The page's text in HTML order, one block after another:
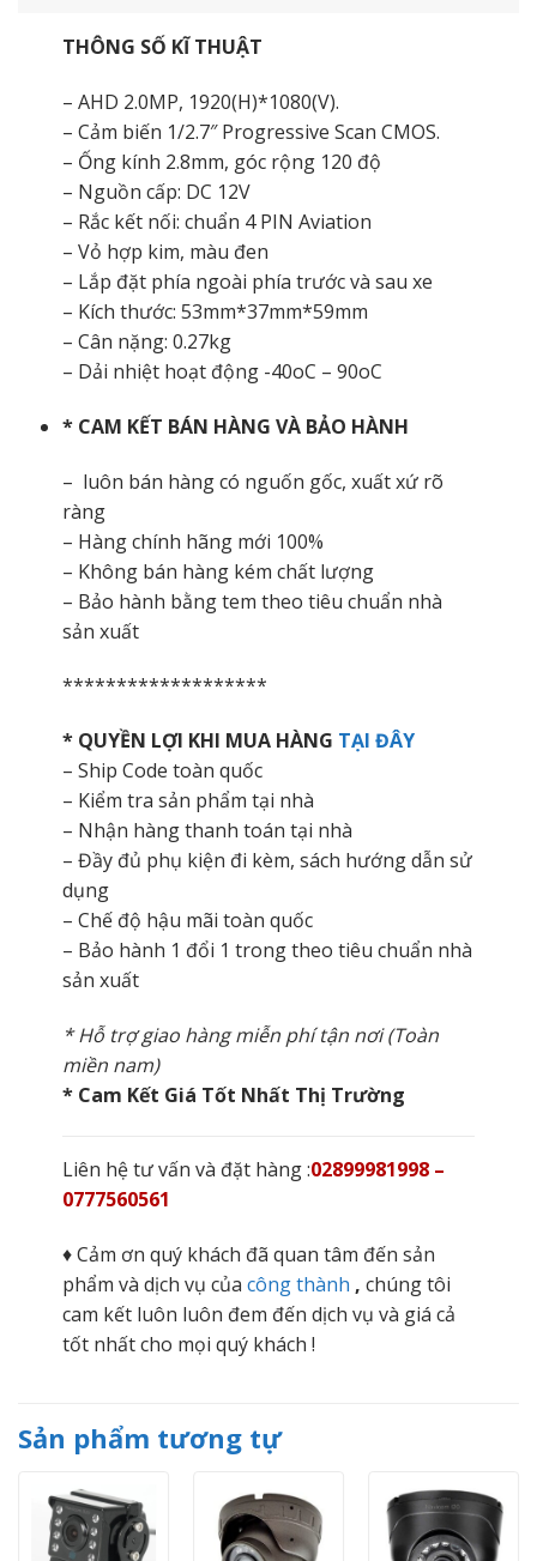
THÔNG SỐ KĨ THUẬT
– AHD 2.0MP, 1920(H)*1080(V).
– Cảm biến 1/2.7″ Progressive Scan CMOS.
– Ống kính 2.8mm, góc rộng 120 độ
– Nguồn cấp: DC 12V
– Rắc kết nối: chuẩn 4 PIN Aviation
– Vỏ hợp kim, màu đen
– Lắp đặt phía ngoài phía trước và sau xe
– Kích thước: 53mm*37mm*59mm
– Cân nặng: 0.27kg
– Dải nhiệt hoạt động -40oC – 90oC
* CAM KẾT BÁN HÀNG VÀ BẢO HÀNH
– luôn bán hàng có nguốn gốc, xuất xứ rõ
ràng
– Hàng chính hãng mới 100%
– Không bán hàng kém chất lượng
– Bảo hành bằng tem theo tiêu chuẩn nhà
sản xuất
*******************
* QUYỀN LỢI KHI MUA HÀNG TẠI ĐÂY
– Ship Code toàn quốc
– Kiểm tra sản phẩm tại nhà
– Nhận hàng thanh toán tại nhà
– Đầy đủ phụ kiện đi kèm, sách hướng dẫn sử
dụng
– Chế độ hậu mãi toàn quốc
– Bảo hành 1 đổi 1 trong theo tiêu chuẩn nhà
sản xuất
* Hỗ trợ giao hàng miễn phí tận nơi (Toàn
miền nam)
* Cam Kết Giá Tốt Nhất Thị Trường
Liên hệ tư vấn và đặt hàng :02899981998 –
0777560561
♦ Cảm ơn quý khách đã quan tâm đến sản
phẩm và dịch vụ của công thành , chúng tôi
cam kết luôn luôn đem đến dịch vụ và giá cả
tốt nhất cho mọi quý khách !
Sản phẩm tương tự